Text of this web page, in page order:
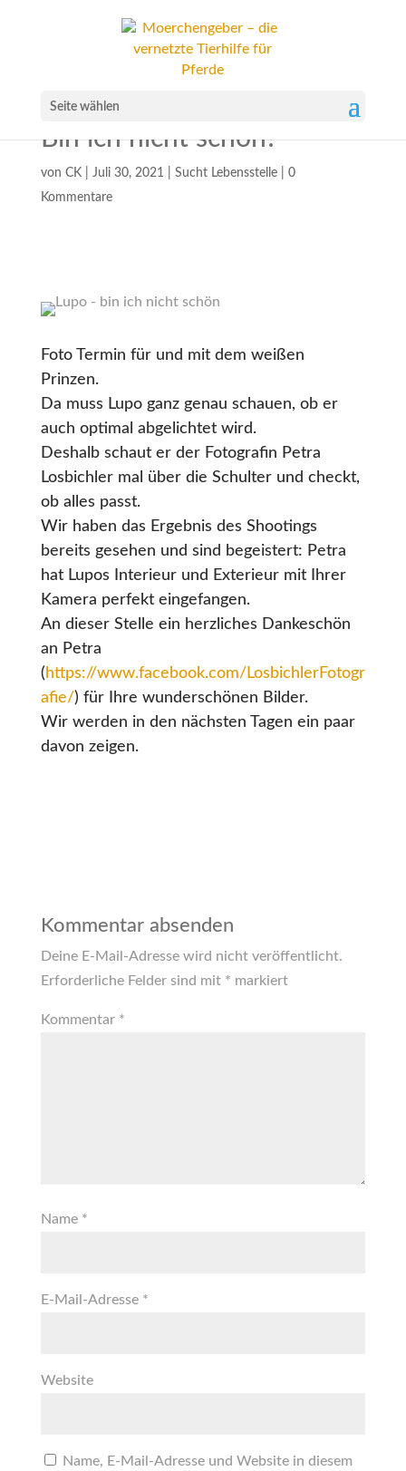
Seite wählen
Bin ich nicht schön?
von CK| Juli 30, 2021 Sucht Lebensstelle| 0
Kommentare
Foto Termin für und mit dem weißen
Prinzen.
Da muss Lupo ganz genau schauen, ob er
auch optimal abgelichtet wird.
Deshalb schaut er der Fotografin Petra
Losbichler mal über die Schulter und checkt,
ob alles passt.
Wir haben das Ergebnis des Shootings
bereits gesehen und sind begeistert: Petra
hat Lupos Interieur und Exterieur mit Ihrer
Kamera perfekt eingefangen.
An dieser Stelle ein herzliches Dankeschön
an Petra
( https://www.facebook.com/LosbichlerFotogr
afie/) für Ihre wunderschönen Bilder.
Wir werden in den nächsten Tagen ein paar
davon zeigen.
Kommentar absenden
Deine E-Mail-Adresse wird nicht veröffentlicht.
Erforderliche Felder sind mit * markiert
Kommentar *
Name *
E-Mail-Adresse *
Website
Name, E-Mail-Adresse und Website in diesem